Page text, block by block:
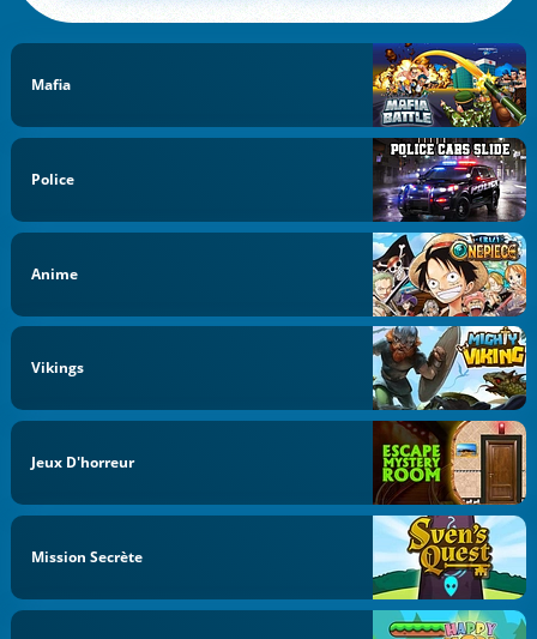
Mafia
Police
Anime
Vikings
Jeux D'horreur
Mission Secrète